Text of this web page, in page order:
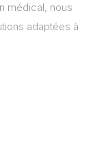
médical, nous
adaptées à